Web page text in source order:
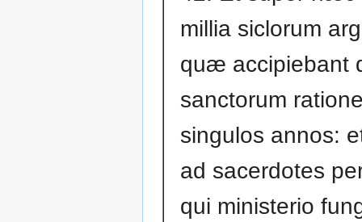
millia siclorum
quæ accipiebant
sanctorum
singulos annos:
ad sacerdotes
qui ministerio